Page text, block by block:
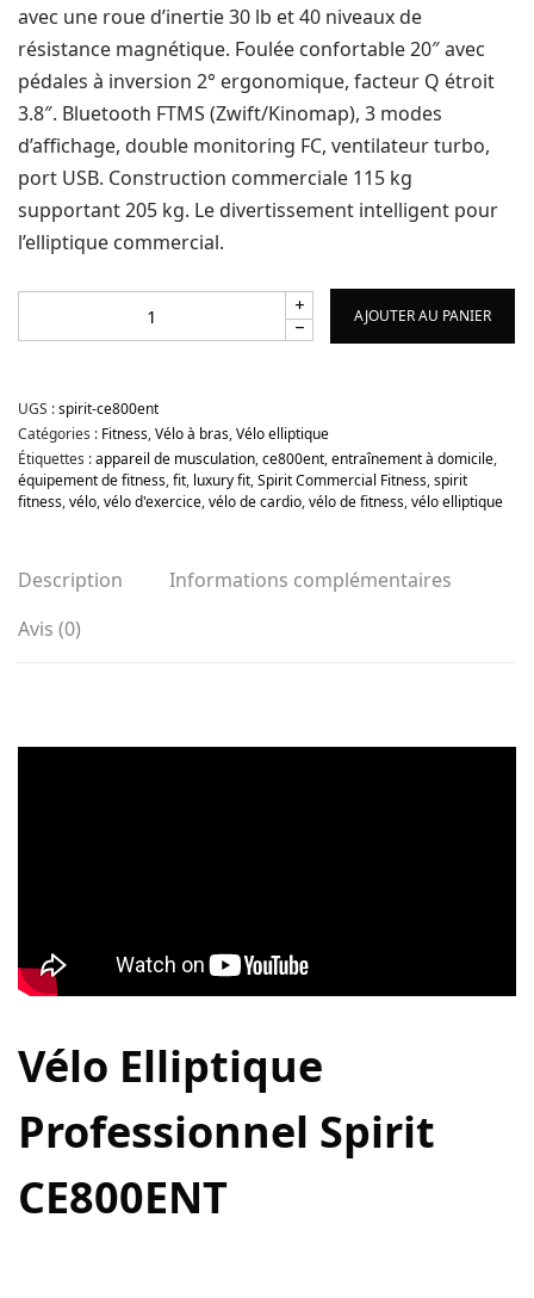
avec une roue d’inertie 30 lb et 40 niveaux de
résistance magnétique. Foulée confortable 20″ avec
pédales à inversion 2° ergonomique, facteur Q étroit
3.8″. Bluetooth FTMS (Zwift/Kinomap), 3 modes
d’affichage, double monitoring FC, ventilateur turbo,
port USB. Construction commerciale 115 kg
supportant 205 kg. Le divertissement intelligent pour
l’elliptique commercial.
AJOUTER AU PANIER
UGS :spirit-ce800ent
Catégories : Fitness,Vélo à bras,Vélo elliptique
Étiquettes :appareil de musculation,ce800ent,entraînement à domicile,
équipement de fitness,fit, luxury fit,Spirit Commercial Fitness,spirit
fitness,vélo,vélo d'exercice,vélo de cardio,vélo de fitness,vélo elliptique
Description
Informations complémentaires
Avis (0)
Vélo Elliptique
Professionnel Spirit
CE800ENT